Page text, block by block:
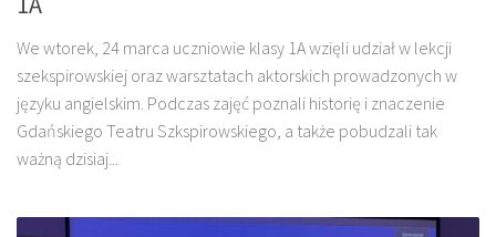
We wtorek, 24 marca uczniowie klasy 1A wzięli udział w lekcji
szekspirowskiej oraz warsztatach aktorskich prowadzonych w
języku angielskim. Podczas zajęć poznali historię i znaczenie
Gdańskiego Teatru Szkspirowskiego, a także pobudzali tak
ważną dzisiaj...